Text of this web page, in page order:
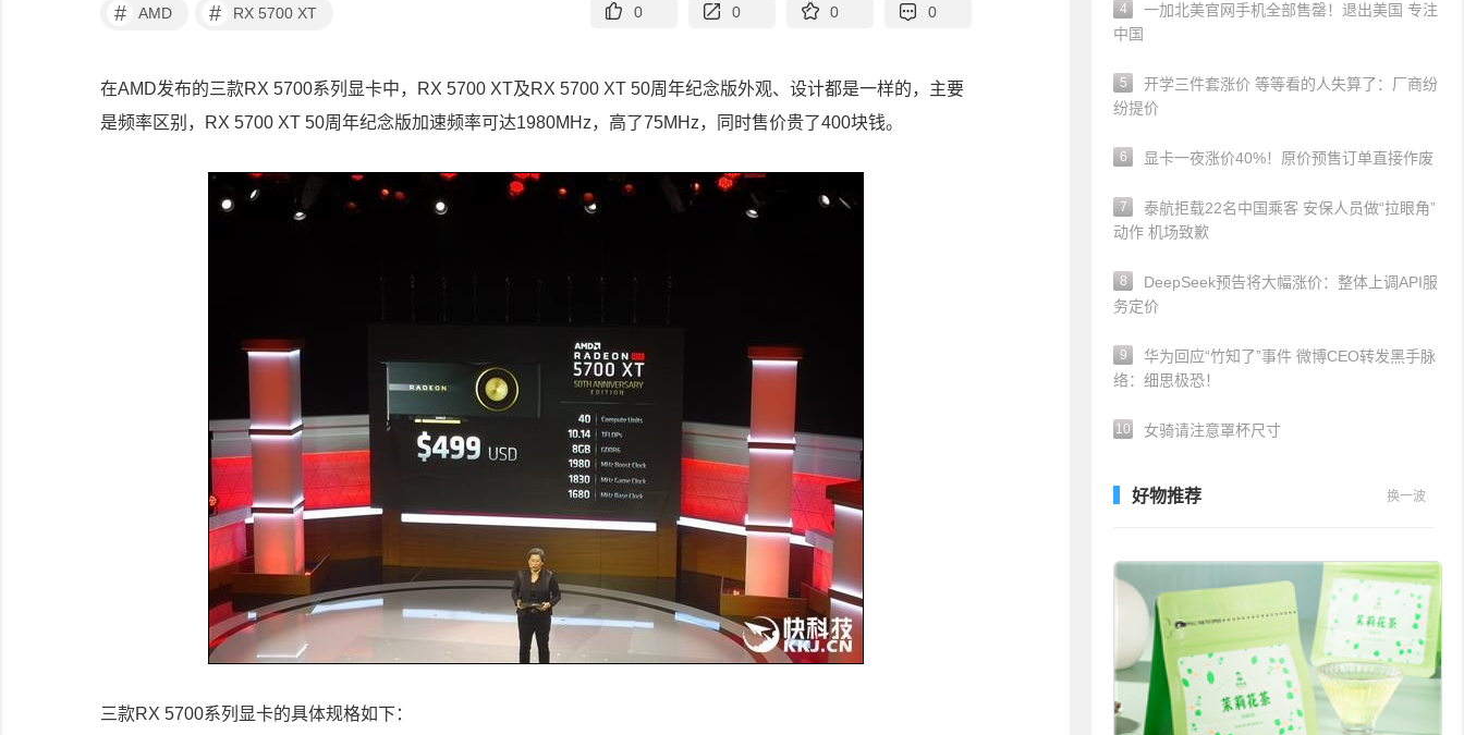
# AMD # RX 5700 XT 0 0 0 0
在AMD发布的三款RX 5700系列显卡中， RX 5700 XT及RX 5700 XT 50周年纪念版外观、设计都是一样的，主要
是频率区别，
RX 5700 XT 50周年纪念版加速频率可达1980MHz，高了75MHz，同时售价贵了400块钱。
三款RX 5700系列显卡的具体规格如下：
4
一加北美官网手机全部售罄！退出美国 专注
中国
5
开学三件套涨价 等等看的人失算了：厂商纷
纷提价
6 显卡一夜涨价40%！原价预售订单直接作废
7
泰航拒载22名中国乘客 安保人员做“拉眼角”
动作 机场致歉
8
DeepSeek预告将大幅涨价：整体上调API服
务定价
9
华为回应“竹知了”事件 微博CEO转发黑手脉
络：细思极恐！
10 女骑请注意罩杯尺寸
好物推荐 换一波